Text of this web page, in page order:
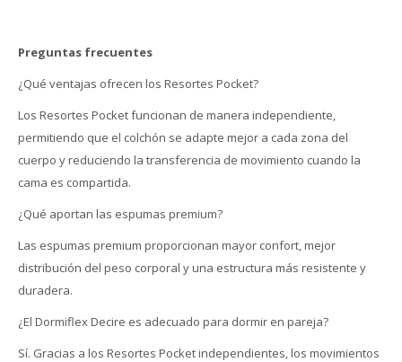
Preguntas frecuentes
¿Qué ventajas ofrecen los Resortes Pocket?
Los Resortes Pocket funcionan de manera independiente,
permitiendo que el colchón se adapte mejor a cada zona del
cuerpo y reduciendo la transferencia de movimiento cuando la
cama es compartida.
¿Qué aportan las espumas premium?
Las espumas premium proporcionan mayor confort, mejor
distribución del peso corporal y una estructura más resistente y
duradera.
¿El Dormiflex Decire es adecuado para dormir en pareja?
Sí. Gracias a los Resortes Pocket independientes, los movimientos